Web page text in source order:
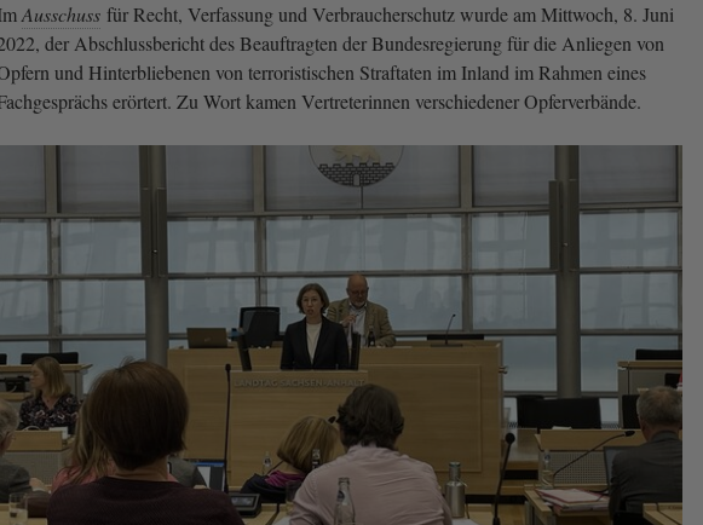
Ausschuss für Recht, Verfassung und Verbraucherschutz wurde am Mittwoch, 8. Juni
der Abschlussbericht des Beauftragten der Bundesregierung für die Anliegen von
und Hinterbliebenen von terroristischen Straftaten im Inland im Rahmen eines
erörtert. Zu Wort kamen Vertreterinnen verschiedener Opferverbände.